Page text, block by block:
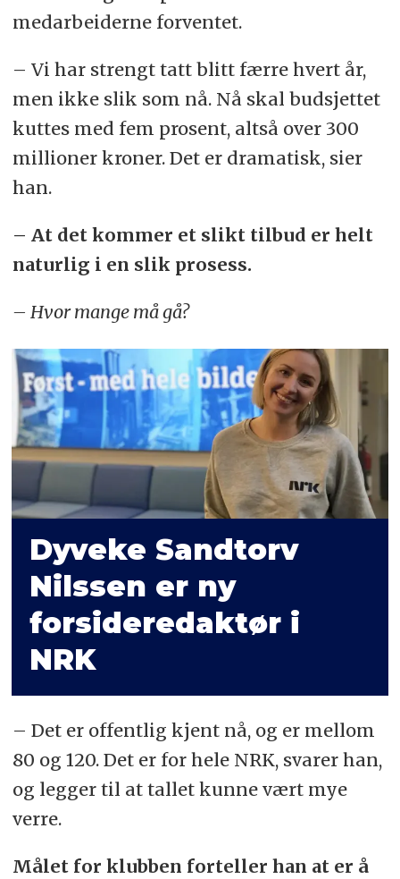
medarbeiderne forventet.
– Vi har strengt tatt blitt færre hvert år,
men ikke slik som nå. Nå skal budsjettet
kuttes med fem prosent, altså over 300
millioner kroner. Det er dramatisk, sier
han.
– At det kommer et slikt tilbud er helt
naturlig i en slik prosess.
– Hvor mange må gå?
Dyveke Sandtorv
Nilssen er ny
forsideredaktør i
NRK
– Det er offentlig kjent nå, og er mellom
80 og 120. Det er for hele NRK, svarer han,
og legger til at tallet kunne vært mye
verre.
Målet for klubben forteller han at er å